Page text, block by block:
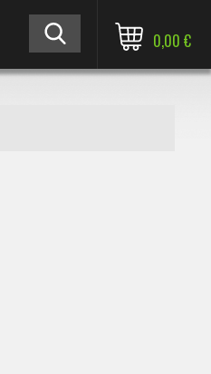
0,00 €